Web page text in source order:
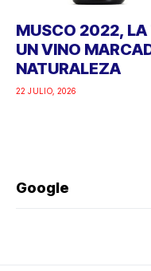
MUSCO 2022, LA
UN VINO
NATURALEZA
22 JULIO, 2026
Google